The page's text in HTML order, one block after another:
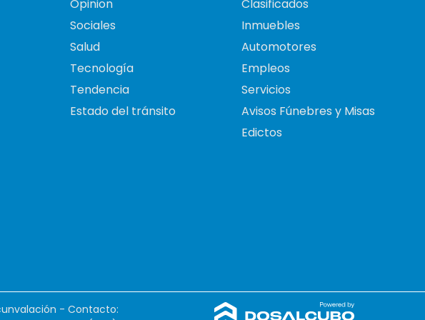
Opinion
Sociales
Salud
Tecnología
Tendencia
Estado del tránsito
Clasificados
Inmuebles
Automotores
Empleos
Servicios
Avisos Fúnebres y Misas
Edictos
- Contacto: